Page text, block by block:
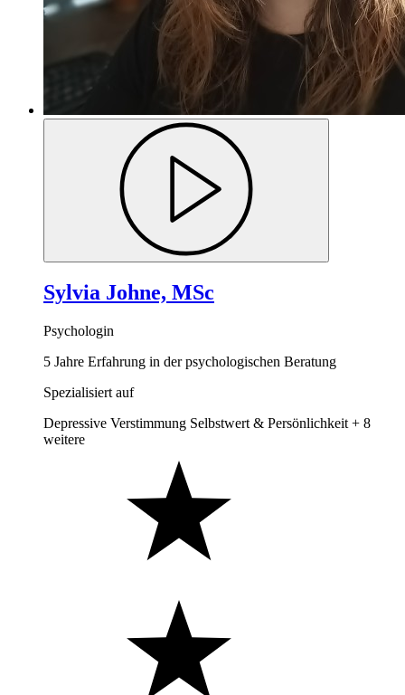
Sylvia Johne, MSc
Psychologin
5 Jahre Erfahrung in der psychologischen Beratung
Spezialisiert auf
Depressive Verstimmung Selbstwert & Persönlichkeit + 8
weitere